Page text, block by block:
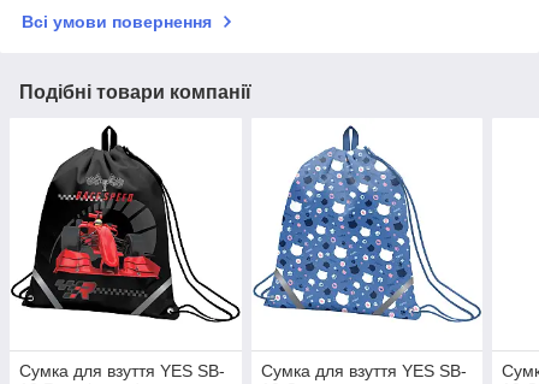
Всі умови повернення
Подібні товари компанії
Сумка для взуття YES SB-
Сумка для взуття YES SB-